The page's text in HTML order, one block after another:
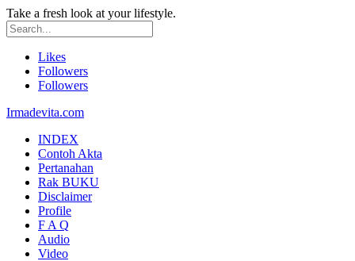
Take a fresh look at your lifestyle.
Likes
Followers
Followers
Irmadevita.com
INDEX
Contoh Akta
Pertanahan
Rak BUKU
Disclaimer
Profile
F A Q
Audio
Video